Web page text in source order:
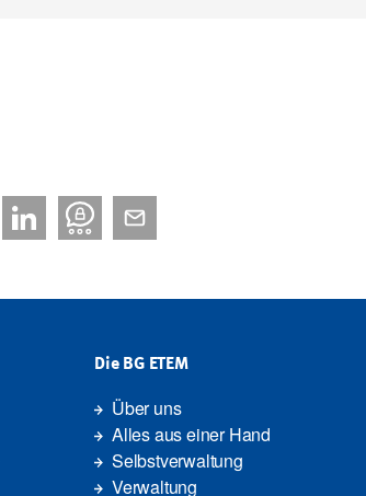
Die BG ETEM
Über uns
Alles aus einer Hand
Selbstverwaltung
Verwaltung